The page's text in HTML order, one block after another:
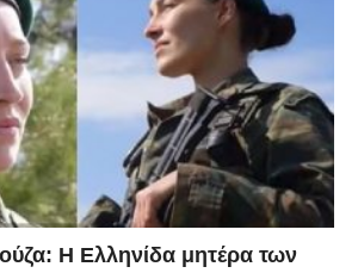
Η Ελληνίδα μητέρα των